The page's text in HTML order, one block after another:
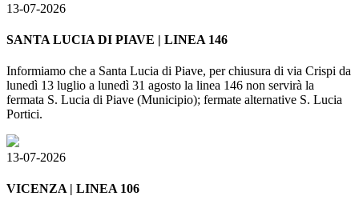
13-07-2026
SANTA LUCIA DI PIAVE | LINEA 146
Informiamo che a Santa Lucia di Piave, per chiusura di via Crispi da
lunedì 13 luglio a lunedì 31 agosto la linea 146 non servirà la
fermata S. Lucia di Piave (Municipio); fermate alternative S. Lucia
Portici.
13-07-2026
VICENZA | LINEA 106